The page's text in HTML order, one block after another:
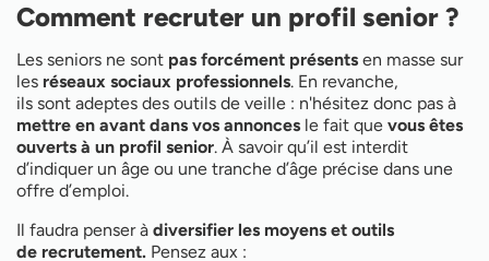
Comment recruter un profil senior ?
Les seniors ne sont pas forcément présents en masse sur
les réseaux sociaux professionnels. En revanche,
ils sont adeptes des outils de veille : n'hésitez donc pas à
mettre en avant dans vos annonces le fait que vous êtes
ouverts à un profil senior. À savoir qu’il est interdit
d’indiquer un âge ou une tranche d’âge précise dans une
offre d’emploi.
Il faudra penser à diversifier les moyens et outils
de recrutement. Pensez aux :